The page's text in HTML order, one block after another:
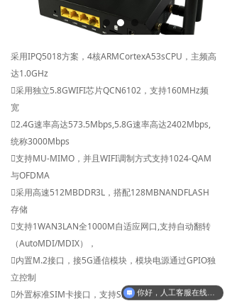
在线购买
联系我们
云平台
英文版
采用IPQ5018方案，4核ARMCortexA53sCPU，主频高
达1.0GHz
采用独立5.8GWIFI芯片QCN6102，支持160MHz频
宽
2.4G速率高达573.5Mbps,5.8G速率高达2402Mbps,
统称3000Mbps
支持MU-MIMO，并且WIFI调制方式支持1024-QAM
与OFDMA
采用高速512MBDDR3L，搭配128MBNANDFLASH
存储
支持1WAN3LAN全1000M自适应网口,支持自动翻转
（AutoMDI/MDIX），
内置M.2接口，接5G通信模块，模块电源通过GPIO独
立控制
外置标准SIM卡接口，支持SIM/USIM卡
你好，人工客服在线吗？